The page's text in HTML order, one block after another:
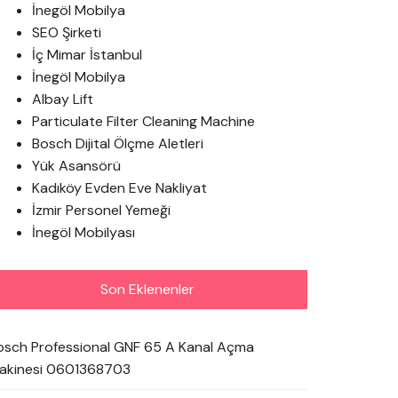
İnegöl Mobilya
SEO Şirketi
İç Mimar İstanbul
İnegöl Mobilya
Albay Lift
Particulate Filter Cleaning Machine
Bosch Dijital Ölçme Aletleri
Yük Asansörü
Kadıköy Evden Eve Nakliyat
İzmir Personel Yemeği
İnegöl Mobilyası
Son Eklenenler
Professional GNF 65 A Kanal Açma
0601368703